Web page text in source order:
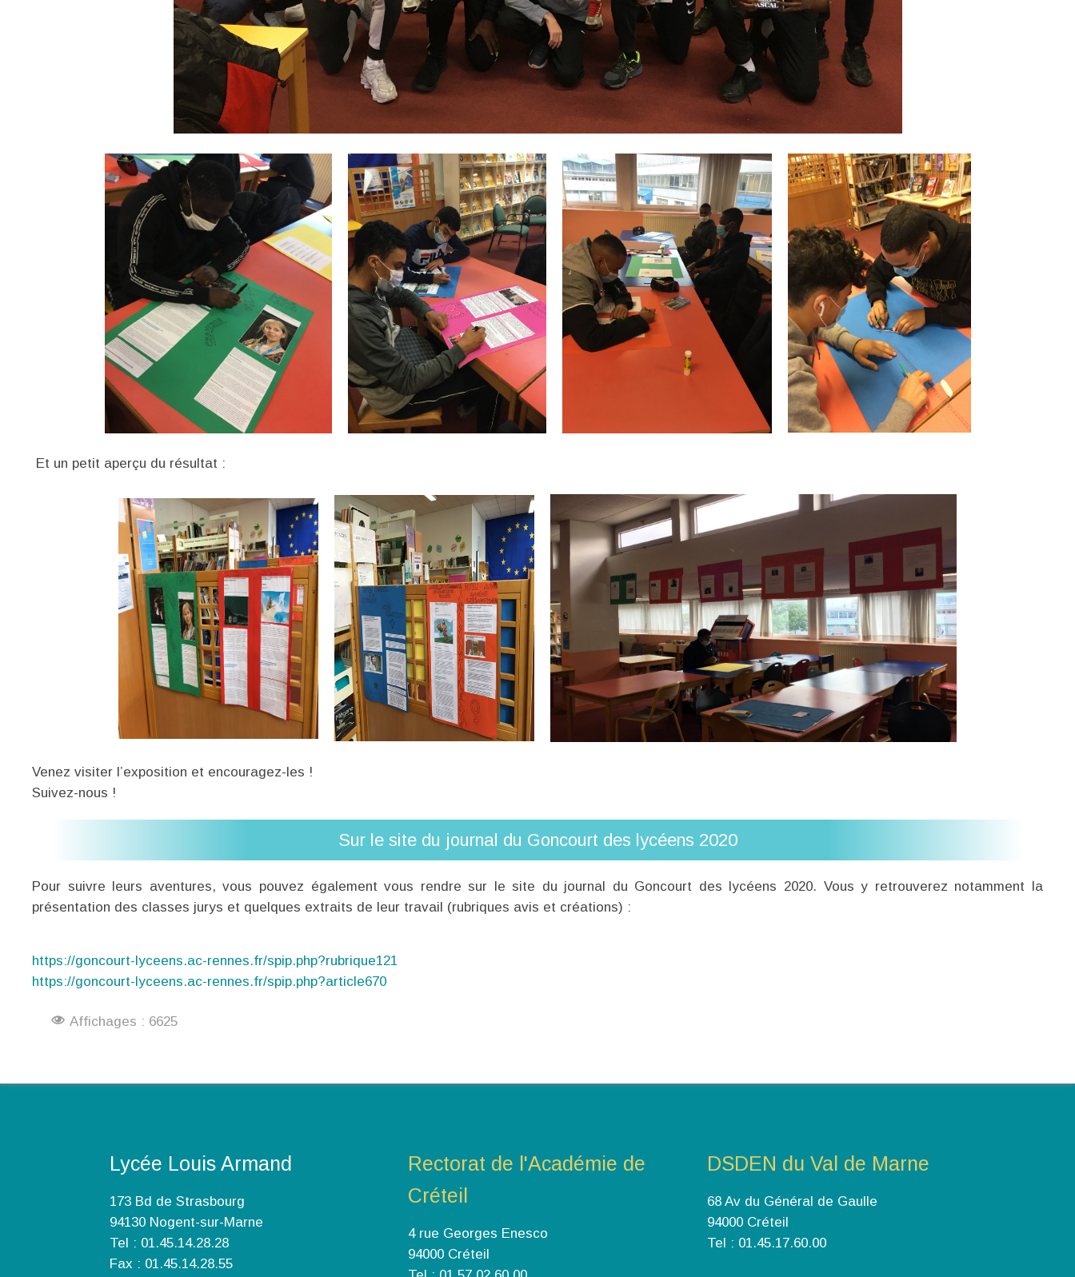
Et un petit aperçu du résultat :
Venez visiter l’exposition et encouragez-les !
Suivez-nous !
Sur le site du journal du Goncourt des lycéens 2020
Pour suivre leurs aventures, vous pouvez également vous rendre sur le site du journal du Goncourt des lycéens 2020. Vous y retrouverez notamment la
présentation des classes jurys et quelques extraits de leur travail (rubriques avis et créations) :
https://goncourt-lyceens.ac-rennes.fr/spip.php?rubrique121
https://goncourt-lyceens.ac-rennes.fr/spip.php?article670
Affichages : 6625
Lycée Louis Armand
173 Bd de Strasbourg
94130 Nogent-sur-Marne
Tel : 01.45.14.28.28
Fax : 01.45.14.28.55
Rectorat de l'Académie de
Créteil
4 rue Georges Enesco
94000 Créteil
DSDEN du Val de Marne
68 Av du Général de Gaulle
94000 Créteil
Tel : 01.45.17.60.00